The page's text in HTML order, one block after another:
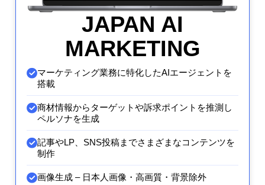
JAPAN AI
MARKETING
マーケティング業務に特化したAIエージェントを
搭載
商材情報からターゲットや訴求ポイントを推測し
ペルソナを生成
記事やLP、SNS投稿までさまざまなコンテンツを
制作
画像生成 – 日本人画像・高画質・背景除外